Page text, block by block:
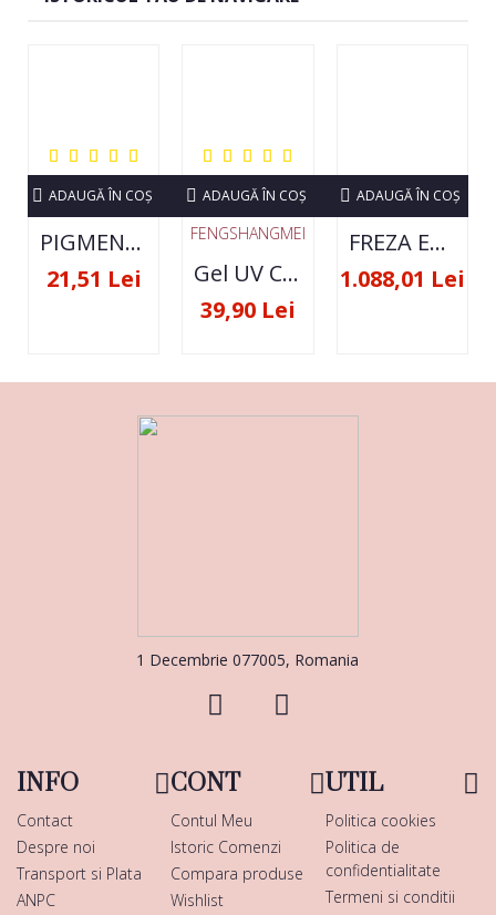
PIGMENT NEON SET 12 CULORI
21,51 Lei
ADAUGĂ ÎN COŞ
FENGSHANGMEI
Gel UV Constructie FSM 50ML - 07
39,90 Lei
ADAUGĂ ÎN COŞ
FREZA ELECTRICA STRONG 210 35000 RPM- ORIGINALA
1.088,01 Lei
ADAUGĂ ÎN COŞ
1 Decembrie 077005, Romania
INFO
Contact
Despre noi
Transport si Plata
ANPC
CONT
Contul Meu
Istoric Comenzi
Compara produse
Wishlist
UTIL
Politica cookies
Politica de
confidentialitate
Termeni si conditii